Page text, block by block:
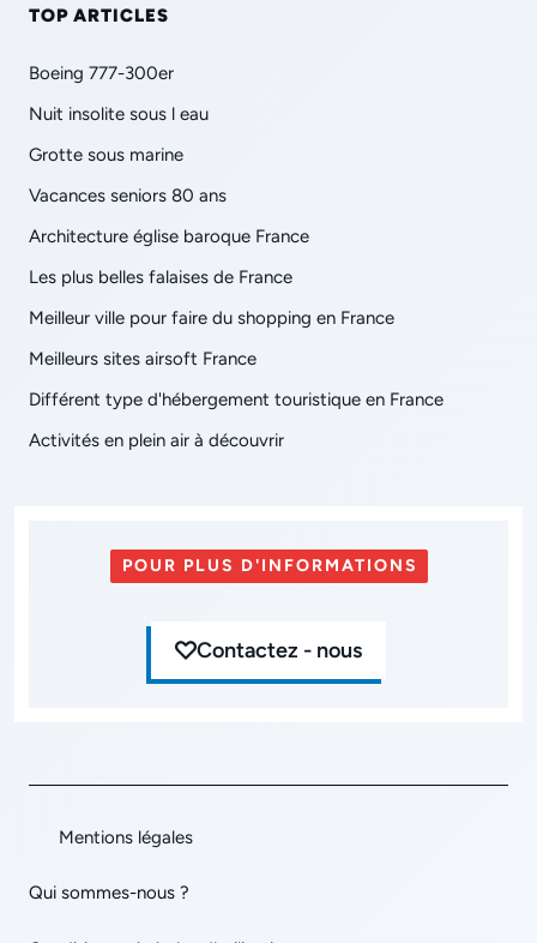
TOP ARTICLES
Boeing 777-300er
Nuit insolite sous l eau
Grotte sous marine
Vacances seniors 80 ans
Architecture église baroque France
Les plus belles falaises de France
Meilleur ville pour faire du shopping en France
Meilleurs sites airsoft France
Différent type d'hébergement touristique en France
Activités en plein air à découvrir
POUR PLUS D'INFORMATIONS
Contactez - nous
Mentions légales
Qui sommes-nous ?